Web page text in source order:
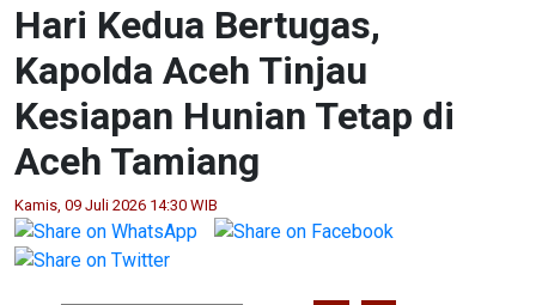
Hari Kedua Bertugas,
Kapolda Aceh Tinjau
Kesiapan Hunian Tetap di
Aceh Tamiang
Kamis, 09 Juli 2026 14:30 WIB